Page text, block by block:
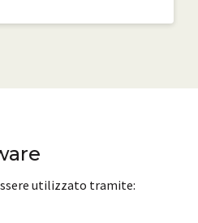
utilizzato tramite: